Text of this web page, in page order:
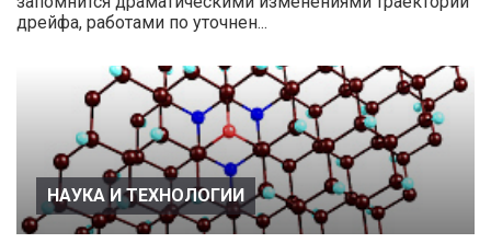
дрейфа, работами по уточнен...
НАУКА И ТЕХНОЛОГИИ